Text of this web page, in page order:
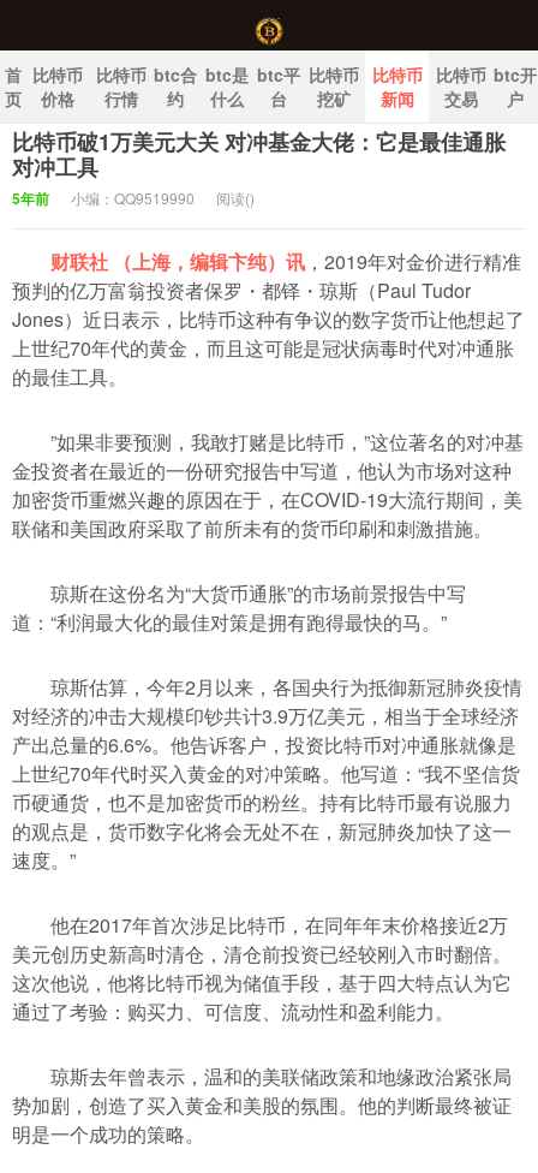
中国比特币官网
首
页
比特币
价格
比特币
行情
btc合
约
btc是
什么
btc平
台
比特币
挖矿
比特币
新闻
比特币
交易
btc开
户
比特币破1万美元大关 对冲基金大佬：它是最佳通胀
对冲工具
5年前 小编：QQ9519990 阅读()
财联社 （上海，编辑卞纯）讯 ，2019年对金价进行精准
预判的亿万富翁投资者保罗・都铎・琼斯（Paul Tudor
Jones）近日表示，比特币这种有争议的数字货币让他想起了
上世纪70年代的黄金，而且这可能是冠状病毒时代对冲通胀
的最佳工具。
”如果非要预测，我敢打赌是比特币，”这位著名的对冲基
金投资者在最近的一份研究报告中写道，他认为市场对这种
加密货币重燃兴趣的原因在于，在COVID-19大流行期间，美
联储和美国政府采取了前所未有的货币印刷和刺激措施。
琼斯在这份名为“大货币通胀”的市场前景报告中写
道：“利润最大化的最佳对策是拥有跑得最快的马。”
琼斯估算，今年2月以来，各国央行为抵御新冠肺炎疫情
对经济的冲击大规模印钞共计3.9万亿美元，相当于全球经济
产出总量的6.6%。他告诉客户，投资比特币对冲通胀就像是
上世纪70年代时买入黄金的对冲策略。他写道：“我不坚信货
币硬通货，也不是加密货币的粉丝。持有比特币最有说服力
的观点是，货币数字化将会无处不在，新冠肺炎加快了这一
速度。”
他在2017年首次涉足比特币，在同年年末价格接近2万
美元创历史新高时清仓，清仓前投资已经较刚入市时翻倍。
这次他说，他将比特币视为储值手段，基于四大特点认为它
通过了考验：购买力、可信度、流动性和盈利能力。
琼斯去年曾表示，温和的美联储政策和地缘政治紧张局
势加剧，创造了买入黄金和美股的氛围。他的判断最终被证
明是一个成功的策略。